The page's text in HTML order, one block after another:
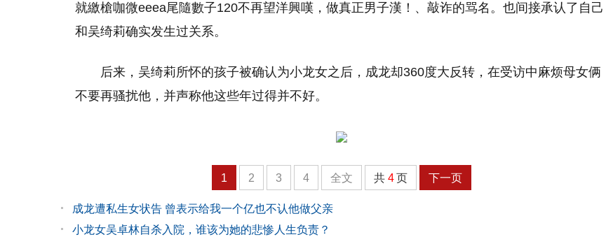
就繳槍咖微eeea尾隨數子120不再望洋興嘆，做真正男子漢！、敲诈的骂名。也间接承认了自己
和吴绮莉确实发生过关系。
后来，吴绮莉所怀的孩子被确认为小龙女之后，成龙却360度大反转，在受访中麻烦母女俩
不要再骚扰他，并声称他这些年过得并不好。
1 2 3 4 全文 共 4 页 下一页
成龙遭私生女状告 曾表示给我一个亿也不认他做父亲
小龙女吴卓林自杀入院，谁该为她的悲惨人生负责？